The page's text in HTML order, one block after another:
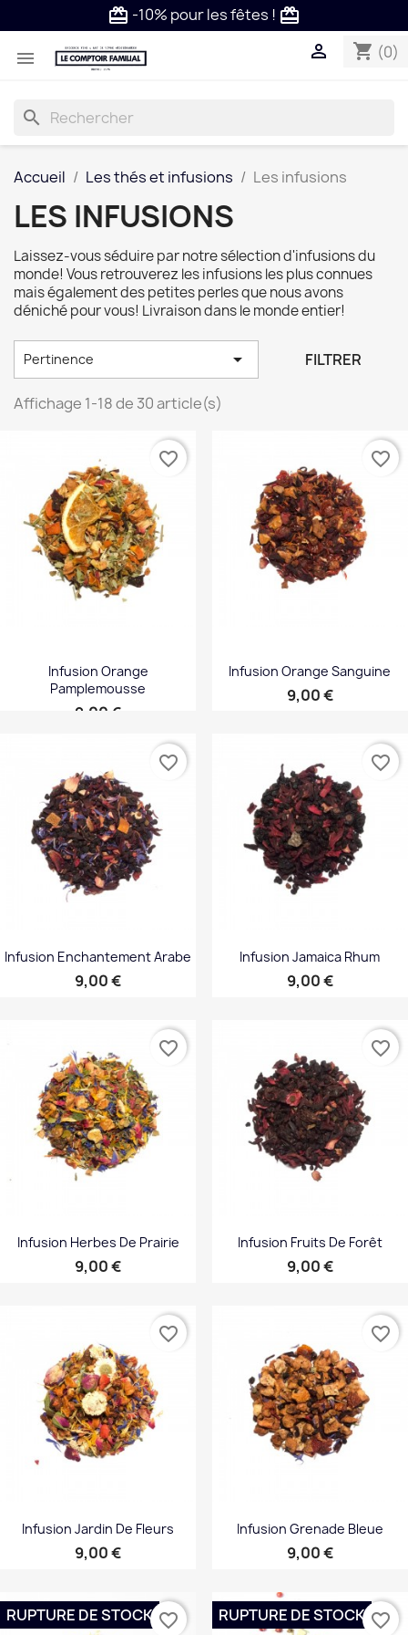
local_shipping Livraison offerte dès 59€ en
 shopping_cart (0)

search
Accueil Les thés et infusions Les infusions
LES INFUSIONS
Laissez-vous séduire par notre sélection d'infusions du
monde! Vous retrouverez les infusions les plus connues
mais également des petites perles que nous avons
déniché pour vous! Livraison dans le monde entier!
Pertinence  FILTRER
Affichage 1-18 de 30 article(s)
Infusion Orange
Pamplemousse
Prix
9,00 €
favorite_border
Infusion Orange Sanguine
Prix
9,00 €
favorite_border
Infusion Enchantement Arabe
Prix
9,00 €
favorite_border
Infusion Jamaica Rhum
Prix
9,00 €
favorite_border
Infusion Herbes De Prairie
Prix
9,00 €
favorite_border
Infusion Fruits De Forêt
Prix
9,00 €
favorite_border
Infusion Jardin De Fleurs
Prix
9,00 €
favorite_border
Infusion Grenade Bleue
Prix
9,00 €
favorite_border
RUPTURE DE STOCK favorite_border RUPTURE DE STOCK favorite_border